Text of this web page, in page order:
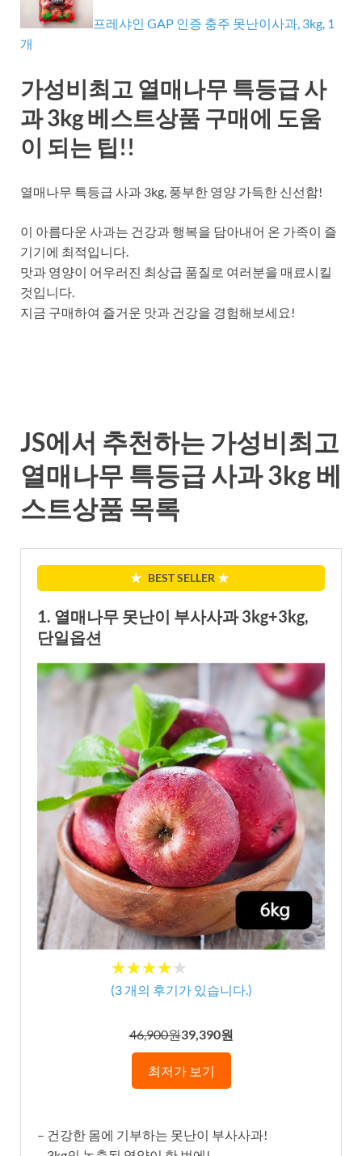
프레샤인 GAP 인증 충주 못난이사과, 3kg, 1
개
가성비최고 열매나무 특등급 사
과 3kg 베스트상품 구매에 도움
이 되는 팁!!
열매나무 특등급 사과 3kg, 풍부한 영양 가득한 신선함!
이 아름다운 사과는 건강과 행복을 담아내어 온 가족이 즐
기기에 최적입니다.
맛과 영양이 어우러진 최상급 품질로 여러분을 매료시킬
것입니다.
지금 구매하여 즐거운 맛과 건강을 경험해보세요!
JS에서 추천하는 가성비최고
열매나무 특등급 사과 3kg 베
스트상품 목록
★ BEST SELLER ★
1. 열매나무 못난이 부사사과 3kg+3kg,
단일옵션
★★★★★
★★★★★
(3개의 후기가 있습니다.)
46,900원39,390원
최저가 보기
– 건강한 몸에 기부하는 못난이 부사사과!